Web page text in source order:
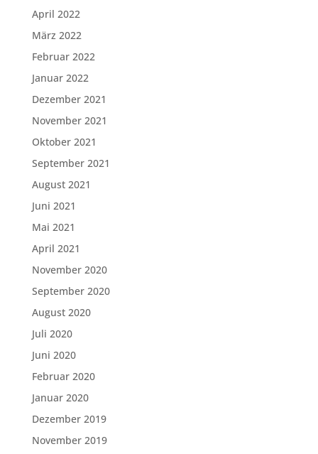
April 2022
März 2022
Februar 2022
Januar 2022
Dezember 2021
November 2021
Oktober 2021
September 2021
August 2021
Juni 2021
Mai 2021
April 2021
November 2020
September 2020
August 2020
Juli 2020
Juni 2020
Februar 2020
Januar 2020
Dezember 2019
November 2019